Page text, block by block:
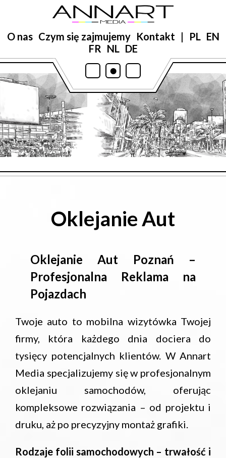
O nas Czym się zajmujemy Kontakt | PL EN
FR NL DE
• • •
Oklejanie Aut
Oklejanie Aut Poznań –
Profesjonalna Reklama na
Pojazdach
Twoje auto to mobilna wizytówka Twojej
firmy, która każdego dnia dociera do
tysięcy potencjalnych klientów. W Annart
Media specjalizujemy się w profesjonalnym
oklejaniu samochodów, oferując
kompleksowe rozwiązania – od projektu i
druku, aż po precyzyjny montaż grafiki.
Rodzaje folii samochodowych – trwałość i